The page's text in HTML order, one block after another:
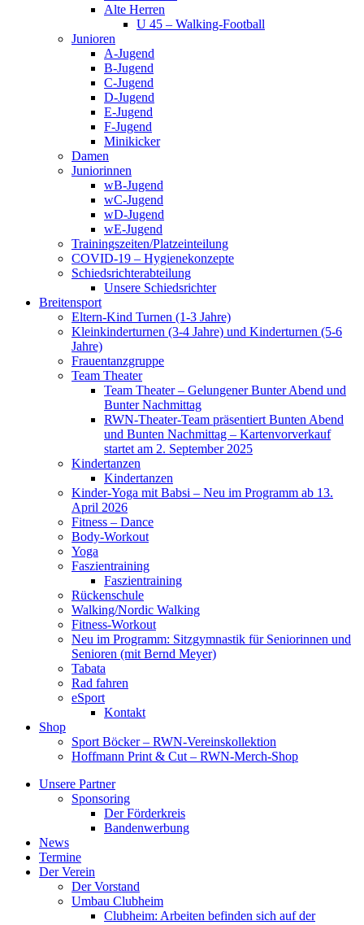
Alte Herren
U 45 – Walking-Football
Junioren
A-Jugend
B-Jugend
C-Jugend
D-Jugend
E-Jugend
F-Jugend
Minikicker
Damen
Juniorinnen
wB-Jugend
wC-Jugend
wD-Jugend
wE-Jugend
Trainingszeiten/Platzeinteilung
COVID-19 – Hygienekonzepte
Schiedsrichterabteilung
Unsere Schiedsrichter
Breitensport
Eltern-Kind Turnen (1-3 Jahre)
Kleinkinderturnen (3-4 Jahre) und Kinderturnen (5-6
Jahre)
Frauentanzgruppe
Team Theater
Team Theater – Gelungener Bunter Abend und
Bunter Nachmittag
RWN-Theater-Team präsentiert Bunten Abend
und Bunten Nachmittag – Kartenvorverkauf
startet am 2. September 2025
Kindertanzen
Kindertanzen
Kinder-Yoga mit Babsi – Neu im Programm ab 13.
April 2026
Fitness – Dance
Body-Workout
Yoga
Faszientraining
Faszientraining
Rückenschule
Walking/Nordic Walking
Fitness-Workout
Neu im Programm: Sitzgymnastik für Seniorinnen und
Senioren (mit Bernd Meyer)
Tabata
Rad fahren
eSport
Kontakt
Shop
Sport Böcker – RWN-Vereinskollektion
Hoffmann Print & Cut – RWN-Merch-Shop
Unsere Partner
Sponsoring
Der Förderkreis
Bandenwerbung
News
Termine
Der Verein
Der Vorstand
Umbau Clubheim
Clubheim: Arbeiten befinden sich auf der